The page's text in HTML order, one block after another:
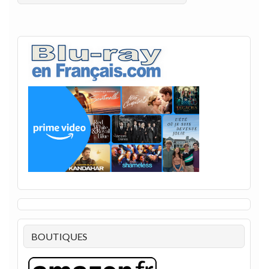
BOUTIQUES